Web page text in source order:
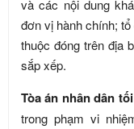
và các nội dung
đơn vị hành chính;
thuộc đóng trên địa
sắp xếp.
Tòa án nhân dân
trong phạm vi